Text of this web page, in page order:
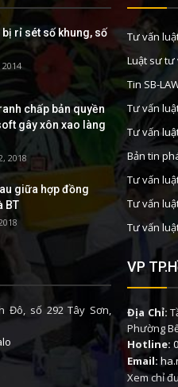
bị rỉ sét số khung, số
chấp bản quyền
gây xôn xao làng
2018
giữa hợp đồng
BT
Đô, số 292 Tây Sơn,
Tư vấn
Luật sư tư
Tin SB-
Tư vấn
Tư vấn
Bản tin
Tư vấn
Tư vấn
Tư vấn
VP
Địa Chỉ:
Phường
Hotline:
Email:
Xem chỉ